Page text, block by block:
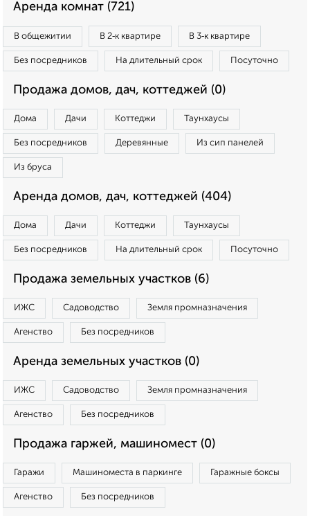
Аренда комнат (721)
В общежитии В 2‑к квартире В 3‑к квартире
Без посредников На длительный срок Посуточно
Продажа домов, дач, коттеджей (0)
Дома Дачи Коттеджи Таунхаусы
Без посредников Деревянные Из сип панелей
Из бруса
Аренда домов, дач, коттеджей (404)
Дома Дачи Коттеджи Таунхаусы
Без посредников На длительный срок Посуточно
Продажа земельных участков (6)
ИЖС Садоводство Земля промназначения
Агенство Без посредников
Аренда земельных участков (0)
ИЖС Садоводство Земля промназначения
Агенство Без посредников
Продажа гаржей, машиномест (0)
Гаражи Машиноместа в паркинге Гаражные боксы
Агенство Без посредников